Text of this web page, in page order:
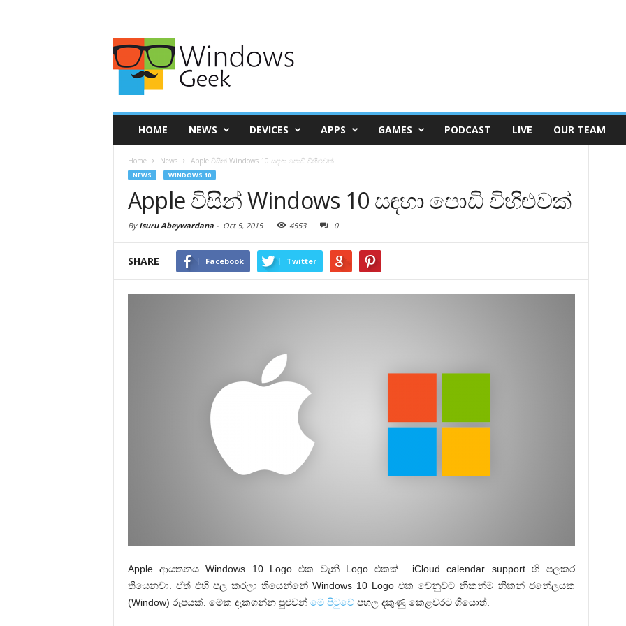
HOME NEWS DEVICES APPS GAMES PODCAST LIVE OUR TEAM
Home News Apple විසින් Windows 10 සඳහා පොඩි විහිළුවක්
NEWS WINDOWS 10
Apple විසින් Windows 10 සඳහා පොඩි විහිළුවක්
By Isuru Abeywardana- Oct 5, 2015 4553 0
SHARE Facebook Twitter
Apple ආයතනය Windows 10 Logo එක වැනි Logo එකක් iCloud calendar support හි පලකර
තියෙනවා. ඒත් එහි පල කරලා තියෙන්නේ Windows 10 Logo එක වෙනුවට නිකන්ම නිකන් ජනේලයක
(Window) රූපයක්. මේක දැකගන්න පුළුවන් මේ පිටුවේපහල දකුණු කෙළවරට ගියොත්.